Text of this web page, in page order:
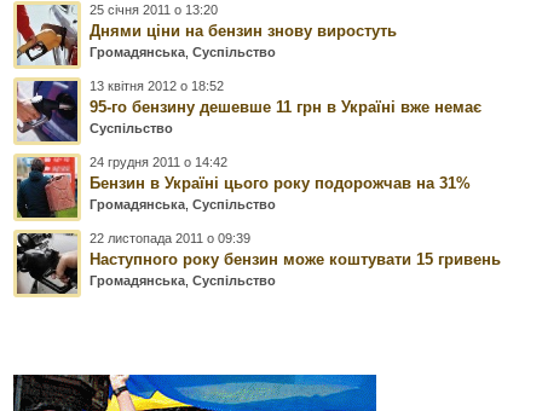
25 січня 2011 о 13:20
Днями ціни на бензин знову виростуть
Громадянська ,Суспільство
13 квітня 2012 о 18:52
95-го бензину дешевше 11 грн в Україні вже немає
Суспільство
24 грудня 2011 о 14:42
Бензин в Україні цього року подорожчав на 31%
Громадянська ,Суспільство
22 листопада 2011 о 09:39
Наступного року бензин може коштувати 15 гривень
Громадянська ,Суспільство